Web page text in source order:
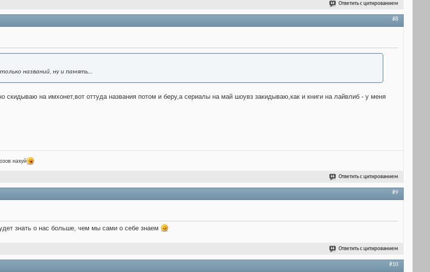
Ответить с цитированием
#8
названий, ну и память...
скидываю на имхонет,вот оттуда названия потом и беру,а сериалы на май шоувз закидываю,как и книги на лайвлиб - у меня
нахуй
Ответить с цитированием
#9
знать о нас больше, чем мы сами о себе знаем
Ответить с цитированием
#10